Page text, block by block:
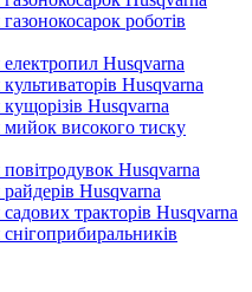
роботів
Husqvarna
Husqvarna
Husqvarna
високого тиску
Husqvarna
Husqvarna
тракторів Husqvarna